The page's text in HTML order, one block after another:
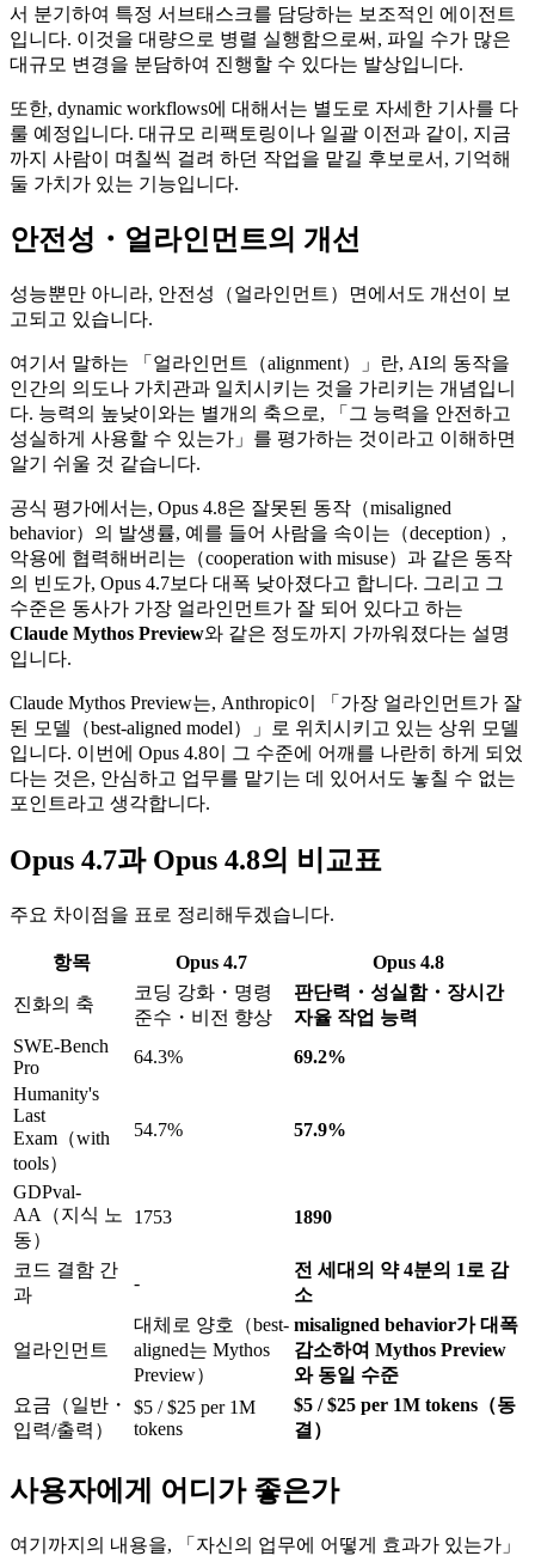
서 분기하여 특정 서브태스크를 담당하는 보조적인 에이전트
입니다. 이것을 대량으로 병렬 실행함으로써, 파일 수가 많은
대규모 변경을 분담하여 진행할 수 있다는 발상입니다.
또한, dynamic workflows에 대해서는 별도로 자세한 기사를 다
룰 예정입니다. 대규모 리팩토링이나 일괄 이전과 같이, 지금
까지 사람이 며칠씩 걸려 하던 작업을 맡길 후보로서, 기억해
둘 가치가 있는 기능입니다.
안전성・얼라인먼트의 개선
성능뿐만 아니라, 안전성（얼라인먼트）면에서도 개선이 보
고되고 있습니다.
여기서 말하는 「얼라인먼트（alignment）」란, AI의 동작을
인간의 의도나 가치관과 일치시키는 것을 가리키는 개념입니
다. 능력의 높낮이와는 별개의 축으로, 「그 능력을 안전하고
성실하게 사용할 수 있는가」를 평가하는 것이라고 이해하면
알기 쉬울 것 같습니다.
공식 평가에서는, Opus 4.8은 잘못된 동작（misaligned
behavior）의 발생률, 예를 들어 사람을 속이는（deception）,
악용에 협력해버리는（cooperation with misuse）과 같은 동작
의 빈도가, Opus 4.7보다 대폭 낮아졌다고 합니다. 그리고 그
수준은 동사가 가장 얼라인먼트가 잘 되어 있다고 하는
Claude Mythos Preview와 같은 정도까지 가까워졌다는 설명
입니다.
Claude Mythos Preview는, Anthropic이 「가장 얼라인먼트가 잘
된 모델（best-aligned model）」로 위치시키고 있는 상위 모델
입니다. 이번에 Opus 4.8이 그 수준에 어깨를 나란히 하게 되었
다는 것은, 안심하고 업무를 맡기는 데 있어서도 놓칠 수 없는
포인트라고 생각합니다.
Opus 4.7과 Opus 4.8의 비교표
주요 차이점을 표로 정리해두겠습니다.
항목 Opus 4.7 Opus 4.8
진화의 축
코딩 강화・명령
준수・비전 향상
판단력・성실함・장시간
자율 작업 능력
SWE-Bench
Pro
64.3%
69.2%
Humanity's
Last
Exam（with
tools）
54.7% 57.9%
GDPval-
AA（지식 노
동）
1753 1890
코드 결함 간
과
-
전 세대의 약 4분의 1로 감
소
얼라인먼트
대체로 양호（best-
aligned는 Mythos
Preview）
misaligned behavior가 대폭
감소하여 Mythos Preview
와 동일 수준
요금（일반・
입력/출력）
$5 / $25 per 1M
tokens
$5 / $25 per 1M tokens（동
결）
사용자에게 어디가 좋은가
여기까지의 내용을, 「자신의 업무에 어떻게 효과가 있는가」